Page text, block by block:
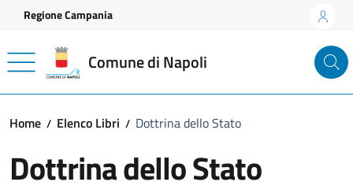
Vai ai contenuti
Vai al footer
Regione Campania
Comune di Napoli
Home Elenco Libri Dottrina dello Stato
Dottrina dello Stato